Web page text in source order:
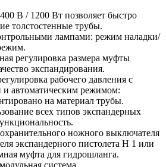
В / 1200 Вт позволяет быстро
толстостенные трубы.
лампами: режим наладки/
регулировка размера муфты
экспандирования.
рабочего давления с
автоматическим режимом:
на материал трубы.
всех типов экспандерных
ножного выключателя
экспандерного пистолета H 1 или
муфта для гидрошланга.
система.